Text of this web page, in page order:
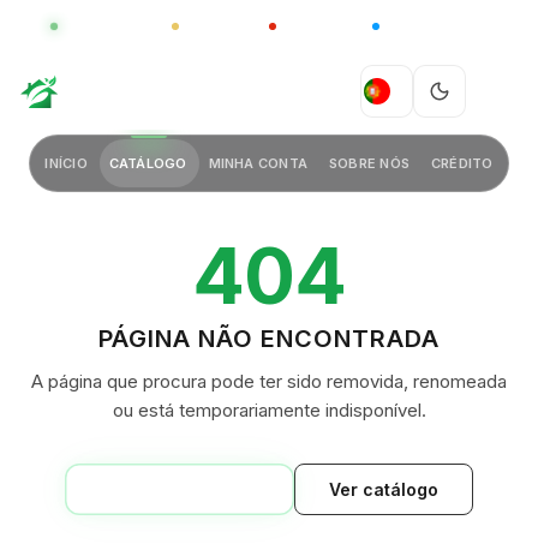
CHINA
PT
INÍCIO CATÁLOGO MINHA CONTA SOBRE NÓS CRÉDITO
404
PÁGINA NÃO ENCONTRADA
A página que procura pode ter sido removida, renomeada
ou está temporariamente indisponível.
Ver catálogo